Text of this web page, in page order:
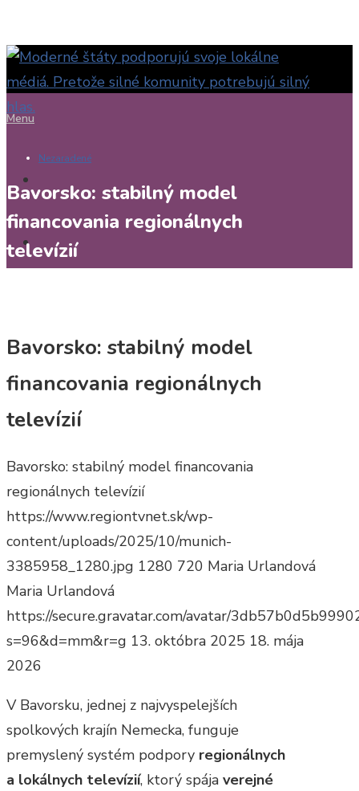
Menu
Nezaradené
Bavorsko: stabilný model
financovania regionálnych
televízií
Bavorsko: stabilný model
financovania regionálnych
televízií
Bavorsko: stabilný model financovania
regionálnych televízií
https://www.regiontvnet.sk/wp-
content/uploads/2025/10/munich-
3385958_1280.jpg 1280 720 Maria Urlandová
Maria Urlandová
https://secure.gravatar.com/avatar/
s=96&d=mm&r=g 13. októbra 2025 18. mája
2026
V Bavorsku, jednej z najvyspelejších
spolkových krajín Nemecka, funguje
premyslený systém podpory regionálnych
a lokálnych televízií, ktorý spája verejné